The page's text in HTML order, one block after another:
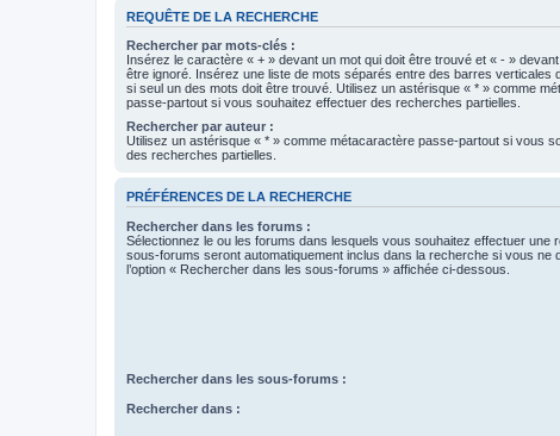
REQUÊTE DE LA RECHERCHE
Rechercher par mots-clés :
Insérez le caractère « + » devant un mot qui doit être trouvé et « - »
être ignoré. Insérez une liste de mots séparés entre des barres verticales
si seul un des mots doit être trouvé. Utilisez un astérisque « * » comme
passe-partout si vous souhaitez effectuer des recherches partielles.
Rechercher par auteur :
Utilisez un astérisque « * » comme métacaractère passe-partout si vous
des recherches partielles.
PRÉFÉRENCES DE LA RECHERCHE
Rechercher dans les forums :
Sélectionnez le ou les forums dans lesquels vous souhaitez effectuer une
sous-forums seront automatiquement inclus dans la recherche si vous ne
l’option « Rechercher dans les sous-forums » affichée ci-dessous.
Rechercher dans les sous-forums :
Rechercher dans :